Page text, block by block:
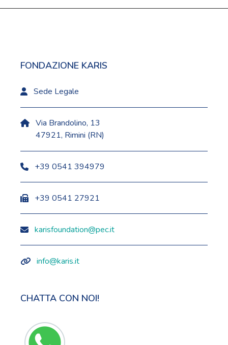
FONDAZIONE KARIS
Sede Legale
Via Brandolino, 13
47921, Rimini (RN)
+39 0541 394979
+39 0541 27921
karisfoundation@pec.it
info@karis.it
CHATTA CON NOI!